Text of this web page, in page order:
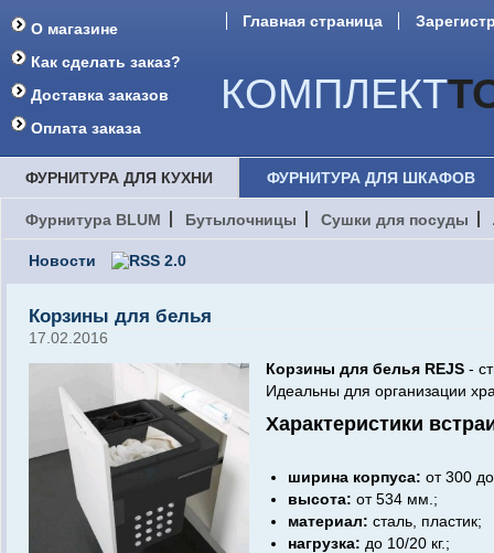
О магазине
Как сделать заказ?
Доставка заказов
Оплата заказа
Главная страница
КОМПЛЕКТ
ФУРНИТУРА ДЛЯ КУХНИ ФУРНИТУРА ДЛЯ ШКАФОВ
Фурнитура BLUM Бутылочницы Сушки для посуды
Новости
Корзины для белья
17.02.2016
Корзины для белья REJS -
Идеальны для организации
Характеристики
ширина корпуса: от 300
высота: от 534 мм.;
материал: сталь, пластик;
нагрузка: до 10/20 кг.;